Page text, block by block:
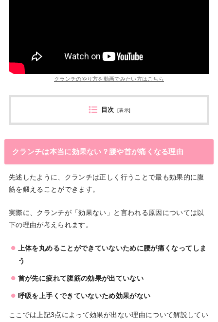
クランチのやり方を動画でみたい方はこちら
目次 [表示]
クランチは本当に効果ない？腰や首が痛くなる理由
先述したように、クランチは正しく行うことで最も効果的に腹
筋を鍛えることができます。
実際に、クランチが「効果ない」と言われる原因については以
下の理由が考えられます。
上体を丸めることができていないために腰が痛くなってしま
う
首が先に疲れて腹筋の効果が出ていない
呼吸を上手くできていないため効果がない
ここでは上記3点によって効果が出ない理由について解説してい